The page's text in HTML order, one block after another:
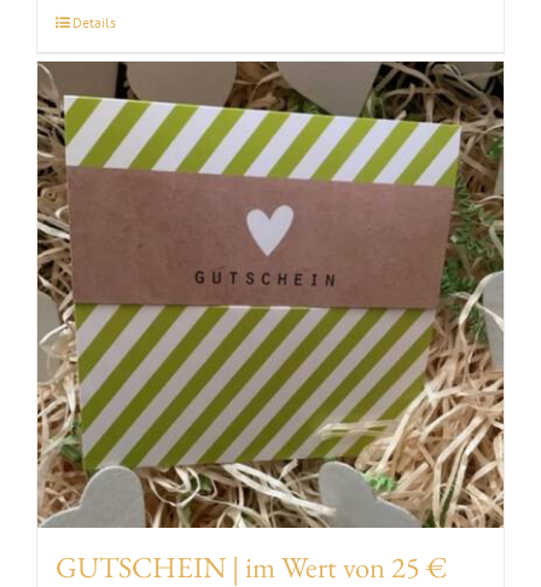
50
€
Menge
Details
GUTSCHEIN | im Wert von 25 €